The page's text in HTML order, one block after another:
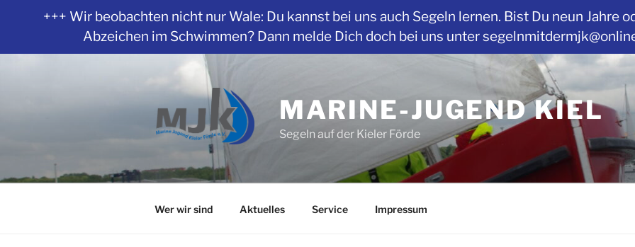
MARINE-JUGEND KIEL
Segeln auf der Kieler Förde
Wer wir sind Aktuelles Service Impressum
+++ Wir beobachten nicht nur Wale: Du kannst bei uns auch Segeln lernen. Bist Du neun Jahre
Abzeichen im Schwimmen? Dann melde Dich doch bei uns unter